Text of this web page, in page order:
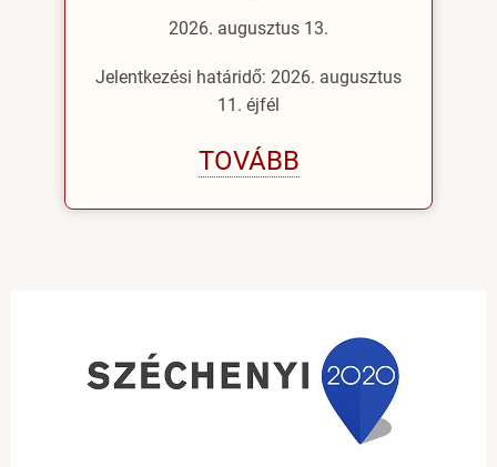
2026. augusztus 13.
Jelentkezési határidő: 2026. augusztus
11. éjfél
TOVÁBB